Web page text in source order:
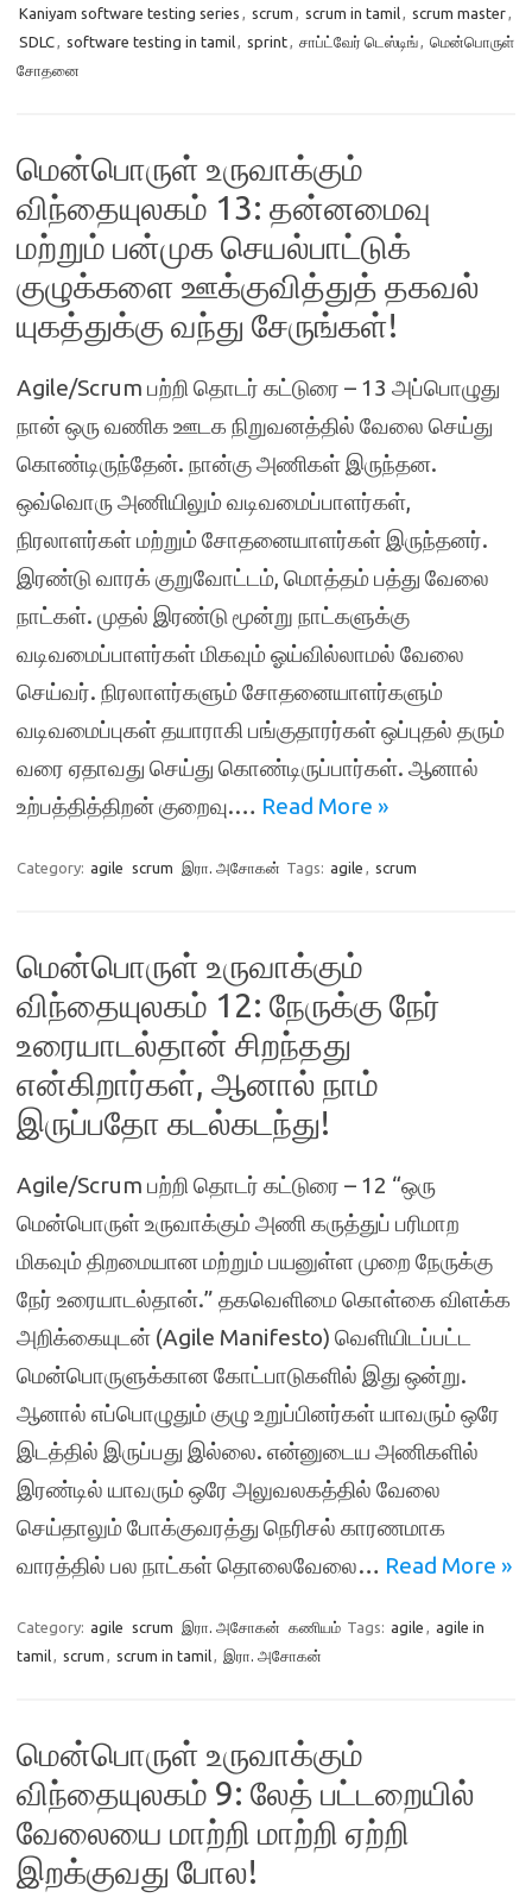
Kaniyam software testing series , scrum , scrum in tamil, scrum master,
SDLC, software testing in tamil, sprint, சாப்ட்வேர் டெஸ்டிங், மென்பொருள்
சோதனை
மென்பொருள் உருவாக்கும்
விந்தையுலகம் 13: தன்னமைவு
மற்றும் பன்முக செயல்பாட்டுக்
குழுக்களை ஊக்குவித்துத் தகவல்
யுகத்துக்கு வந்து சேருங்கள்!
Agile/Scrum பற்றி தொடர் கட்டுரை – 13 அப்பொழுது
நான் ஒரு வணிக ஊடக நிறுவனத்தில் வேலை செய்து
கொண்டிருந்தேன். நான்கு அணிகள் இருந்தன.
ஒவ்வொரு அணியிலும் வடிவமைப்பாளர்கள்,
நிரலாளர்கள் மற்றும் சோதனையாளர்கள் இருந்தனர்.
இரண்டு வாரக் குறுவோட்டம், மொத்தம் பத்து வேலை
நாட்கள். முதல் இரண்டு மூன்று நாட்களுக்கு
வடிவமைப்பாளர்கள் மிகவும் ஓய்வில்லாமல் வேலை
செய்வர். நிரலாளர்களும் சோதனையாளர்களும்
வடிவமைப்புகள் தயாராகி பங்குதாரர்கள் ஒப்புதல் தரும்
வரை ஏதாவது செய்து கொண்டிருப்பார்கள். ஆனால்
உற்பத்தித்திறன் குறைவு.… Read More »
Category: agile scrum இரா. அசோகன் Tags: agile , scrum
மென்பொருள் உருவாக்கும்
விந்தையுலகம் 12: நேருக்கு நேர்
உரையாடல்தான் சிறந்தது
என்கிறார்கள், ஆனால் நாம்
இருப்பதோ கடல்கடந்து!
Agile/Scrum பற்றி தொடர் கட்டுரை – 12 “ஒரு
மென்பொருள் உருவாக்கும் அணி கருத்துப் பரிமாற
மிகவும் திறமையான மற்றும் பயனுள்ள முறை நேருக்கு
நேர் உரையாடல்தான்.” தகவெளிமை கொள்கை விளக்க
அறிக்கையுடன் (Agile Manifesto) வெளியிடப்பட்ட
மென்பொருளுக்கான கோட்பாடுகளில் இது ஒன்று.
ஆனால் எப்பொழுதும் குழு உறுப்பினர்கள் யாவரும் ஒரே
இடத்தில் இருப்பது இல்லை. என்னுடைய அணிகளில்
இரண்டில் யாவரும் ஒரே அலுவலகத்தில் வேலை
செய்தாலும் போக்குவரத்து நெரிசல் காரணமாக
வாரத்தில் பல நாட்கள் தொலைவேலை… Read More »
Category: agile scrum இரா. அசோகன் கணியம் Tags: agile , agile in
tamil, scrum , scrum in tamil, இரா. அசோகன்
மென்பொருள் உருவாக்கும்
விந்தையுலகம் 9: லேத் பட்டறையில்
வேலையை மாற்றி மாற்றி ஏற்றி
இறக்குவது போல!